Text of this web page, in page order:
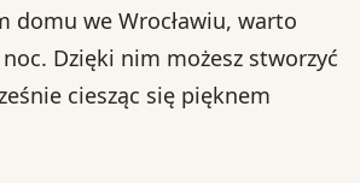
domu we Wrocławiu, warto
Dzięki nim możesz stworzyć
ciesząc się pięknem